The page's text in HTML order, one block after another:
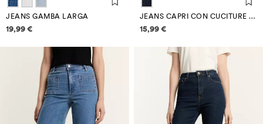
JEANS GAMBA LARGA
Informazioni sui prezzi
19,99 €
JEANS CAPRI CON CUCITURE A CONTRASTO
Informazioni sui prezzi
15,99 €